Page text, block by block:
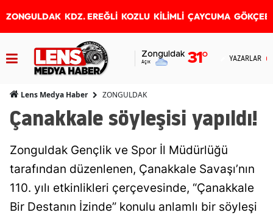
ZONGULDAK KDZ. EREĞLİ KOZLU KİLİMLİ ÇAYCUMA
Zonguldak
Açık 31° YAZARLAR
Lens Medya Haber ZONGULDAK
Çanakkale söyleşisi yapıldı!
Zonguldak Gençlik ve Spor İl Müdürlüğü
tarafından düzenlenen, Çanakkale Savaşı’nın
110. yılı etkinlikleri çerçevesinde, “Çanakkale
Bir Destanın İzinde” konulu anlamlı bir söyleşi